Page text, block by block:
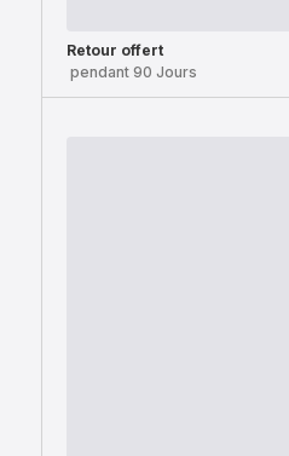
Retour offert
pendant 90 Jours